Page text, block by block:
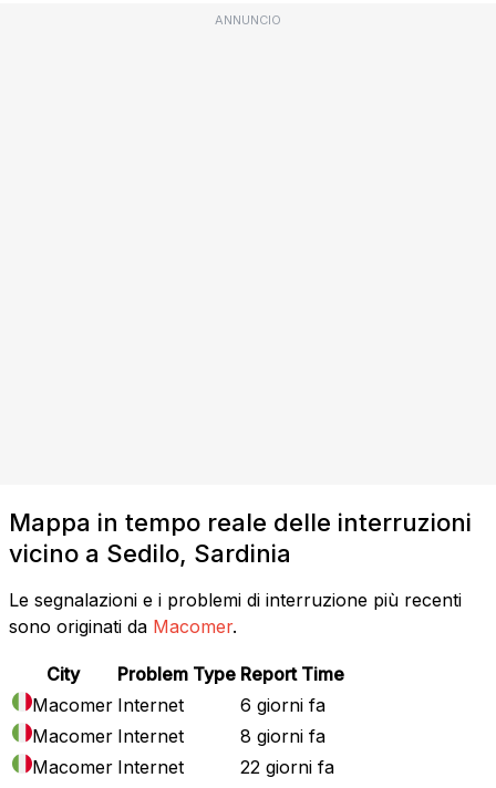
ANNUNCIO
Mappa in tempo reale delle interruzioni
vicino a Sedilo, Sardinia
Le segnalazioni e i problemi di interruzione più recenti
sono originati da Macomer.
City Problem Type Report Time
Macomer Internet
6 giorni fa
Macomer Internet
8 giorni fa
Macomer Internet 22 giorni fa